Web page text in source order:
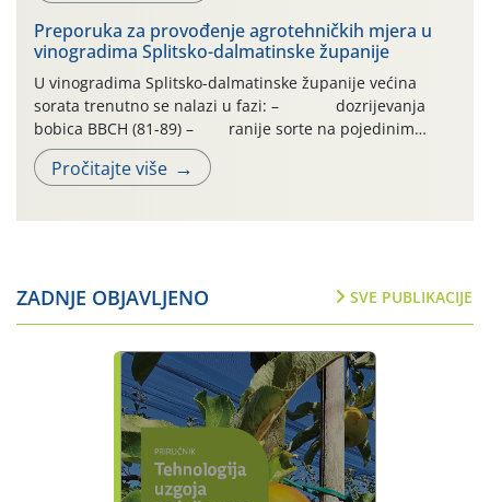
jedinki. U starijim nasadima, na žutim ljepljivim Rebell
pločama s […]
Preporuka za provođenje agrotehničkih mjera u
vinogradima Splitsko-dalmatinske županije
U vinogradima Splitsko-dalmatinske županije većina
sorata trenutno se nalazi u fazi: – dozrijevanja
bobica BBCH (81-89) – ranije sorte na pojedinim
lokalitetima već su dozrele te su spremne za berbu Zbog
visokih temperatura i dugotrajnog izostanka oborina
većine vinograda je dobro. Srednje dnevne temperature
Pročitajte više
SVE PUBLIKACIJE
ZADNJE OBJAVLJENO